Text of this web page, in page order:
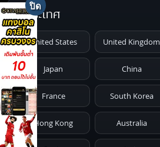
1991
1986 1985 1984
1981 1980 1979
1976 1975 1974
1971 1970 1969
ประเทศ
United States United Kingdom
Japan China
France South Korea
Hong Kong Australia